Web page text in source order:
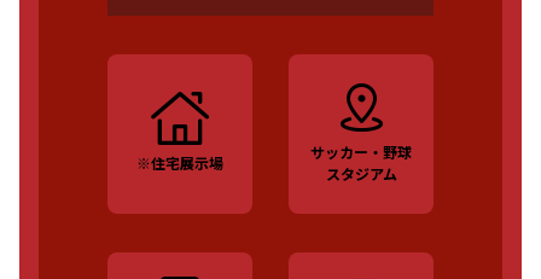
※住宅展示場
サッカー・野球
スタジアム